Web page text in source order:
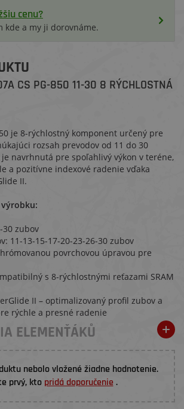
cenu?
kde a my ji dorovnáme.
CS PG-850 11-30 8 RÝCHLOSTNÁ
je 8-rýchlostný komponent určený pre
rozsah prevodov od 11 do 30
je navrhnutá pre spoľahlivý výkon v teréne,
a pozitívne indexové radenie vďaka
II.
30 zubov
11-13-15-17-20-23-26-30 zubov
povrchovou úpravou pre
s 8-rýchlostnými reťazami SRAM
II – optimalizovaný profil zubov a
rýchle a presné radenie
ELEMENŤÁKŮ
nebolo vložené žiadne hodnotenie.
prvý, kto pridá doporučenie .